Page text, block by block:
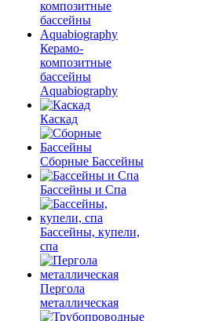
Керамо-
композитные
бассейны
Aquabiography
Каскад
Сборные Бассейны
Бассейны и Спа
Бассейны, купели,
спа
Пергола
металлическая